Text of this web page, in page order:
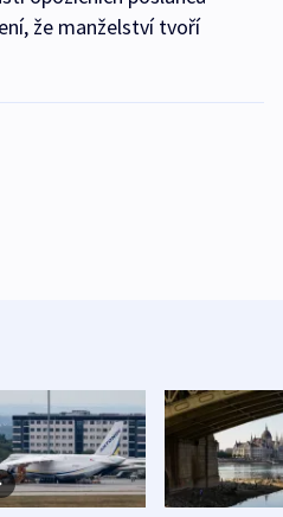
že manželství tvoří